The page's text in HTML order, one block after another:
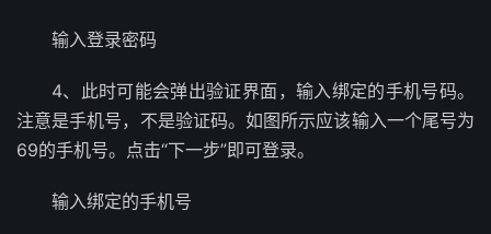
输入登录密码
4、此时可能会弹出验证界面，输入绑定的手机号码。
注意是手机号，不是验证码。如图所示应该输入一个尾号为
69的手机号。点击“下一步”即可登录。
输入绑定的手机号